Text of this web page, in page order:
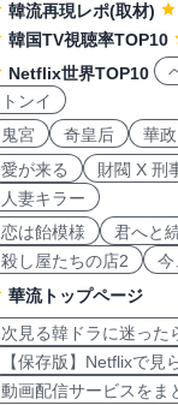
韓流再現レポ(取材)
韓国TV視聴率TOP10
Netflix世界TOP10
トンイ
鬼宮
奇皇后 華政
愛が来る
財閥 X 刑
人妻キラー
恋は飴模様
君へと
殺し屋たちの店2
今
華流トップページ
次見る韓ドラに迷った
【保存版】Netflixで見
動画配信サービスをま